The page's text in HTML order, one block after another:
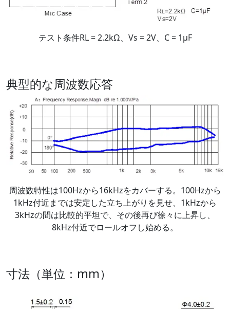
テスト条件RL = 2.2kΩ、Vs = 2V、C = 1μF
典型的な周波数応答
周波数特性は100Hzから16kHzをカバーする。100Hzから
1kHz付近までは安定した立ち上がりを見せ、1kHzから
3kHzの間は比較的平坦で、その後再び徐々に上昇し、
8kHz付近でロールオフし始める。
寸法（単位：mm）